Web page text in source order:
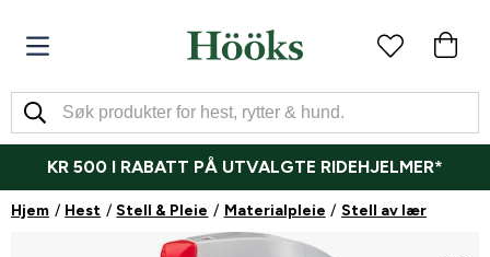
KR 500 I RABATT PÅ UTVALGTE RIDEHJELMER*
Hjem Hest Stell & Pleie Materialpleie Stell av lær